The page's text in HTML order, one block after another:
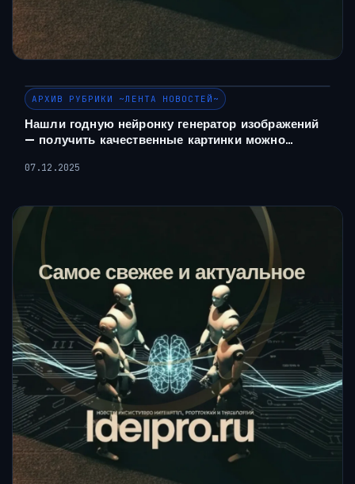
АРХИВ РУБРИКИ ~ЛЕНТА НОВОСТЕЙ~
Нашли годную нейронку генератор изображений
— получить качественные картинки можно…
07.12.2025